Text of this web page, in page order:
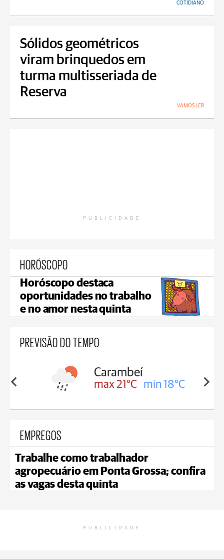
COTIDIANO
Sólidos geométricos
viram brinquedos em
turma multisseriada de
Reserva
VAMOS LER
PUBLICIDADE
HORÓSCOPO
Horóscopo destaca
oportunidades no trabalho
e no amor nesta quinta
PREVISÃO DO TEMPO
18°C
Carambeí
max 21°C min 18°C
EMPREGOS
Trabalhe como trabalhador
agropecuário em Ponta Grossa; confira
as vagas desta quinta
PUBLICIDADE